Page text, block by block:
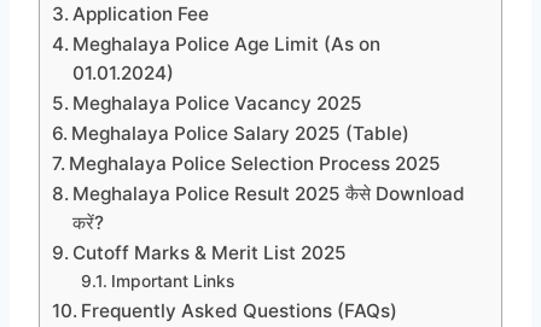
Application Fee
Meghalaya Police Age Limit (As on
01.01.2024)
Meghalaya Police Vacancy 2025
Meghalaya Police Salary 2025 (Table)
Meghalaya Police Selection Process 2025
Meghalaya Police Result 2025 कैसे Download
करें?
Cutoff Marks & Merit List 2025
Important Links
Frequently Asked Questions (FAQs)